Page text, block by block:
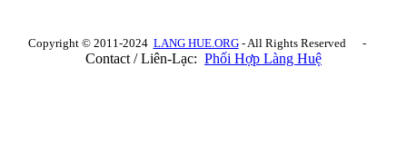
Copyright © 2011-2024 LANG HUE.ORG- All Rights Reserved -
Contact / Liên-Lạc: Phối Hợp Làng Huệ